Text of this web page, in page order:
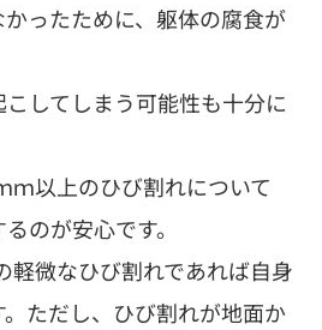
ったために、躯体の腐食が
してしまう可能性も十分に
ｍ以上のひび割れについて
のが安心です。
微なひび割れであれば自身
ただし、ひび割れが地面か